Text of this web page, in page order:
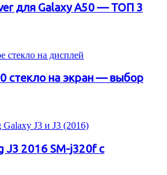
для Galaxy A50 — ТОП 3
стекло на экран — выбор
J3 2016 SM-j320f с